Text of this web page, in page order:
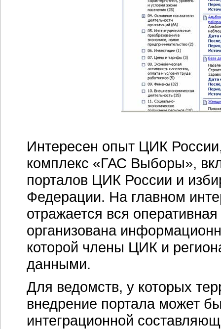
Интересен опыт ЦИК
комплекс «ГАС Выборы»,
порталов ЦИК России и
Федерации. На главном
отражается вся
организована
которой члены ЦИК и
данными.
Для ведомств, у которых
внедрение портала может
интеграционной